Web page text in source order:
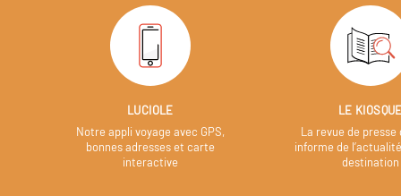
LUCIOLE
Notre appli voyage avec GPS,
bonnes adresses et carte
interactive
LE
La revue de presse
informe de
destination